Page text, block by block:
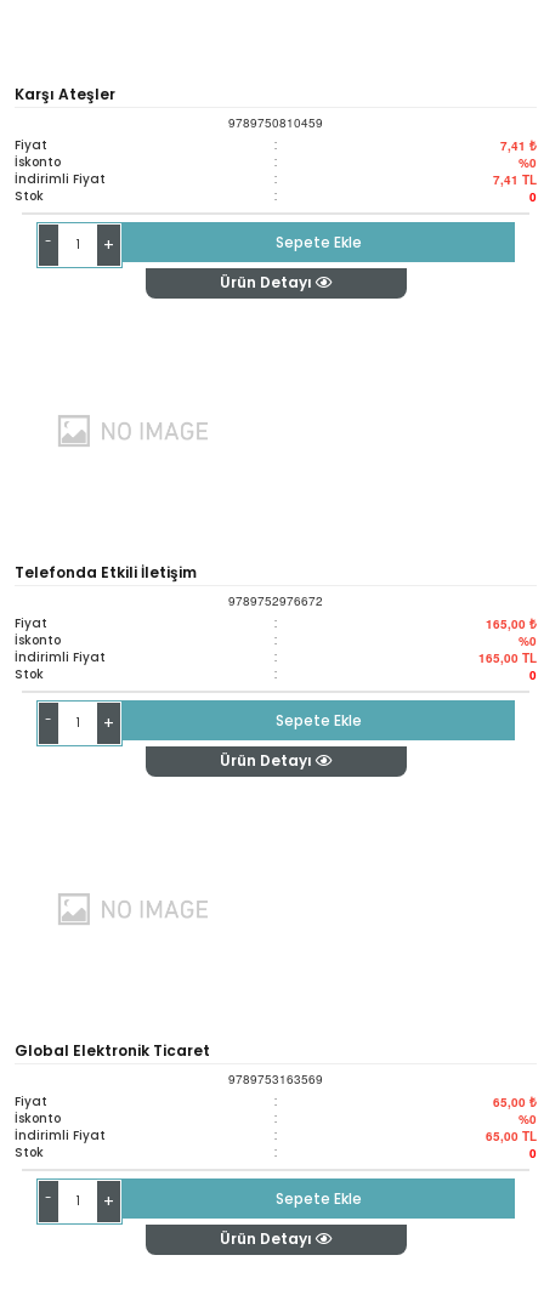
Karşı Ateşler
9789750810459
Fiyat : 7,41 ₺
İskonto : %0
İndirimli Fiyat : 7,41 TL
Stok : 0
- +
Sepete Ekle
Ürün Detayı
Telefonda Etkili İletişim
9789752976672
Fiyat : 165,00 ₺
İskonto : %0
İndirimli Fiyat : 165,00 TL
Stok : 0
- +
Sepete Ekle
Ürün Detayı
Global Elektronik Ticaret
9789753163569
Fiyat : 65,00 ₺
İskonto : %0
İndirimli Fiyat : 65,00 TL
Stok : 0
- +
Sepete Ekle
Ürün Detayı